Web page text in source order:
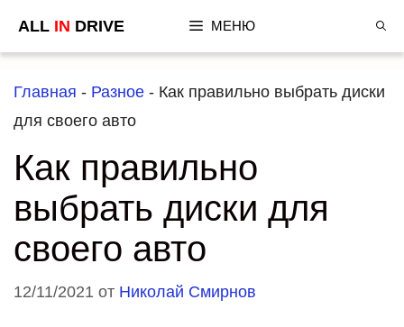
ALL IN DRIVE МЕНЮ
Главная - Разное - Как правильно выбрать диски
для своего авто
Как правильно
выбрать диски для
своего авто
12/11/2021 от Николай Смирнов